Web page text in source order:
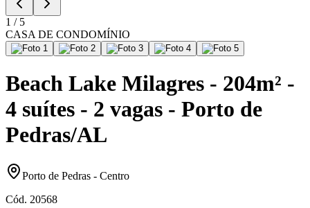
1 / 5
CASA DE CONDOMÍNIO
Beach Lake Milagres - 204m² -
4 suítes - 2 vagas - Porto de
Pedras/AL
Porto de Pedras - Centro
Cód. 20568